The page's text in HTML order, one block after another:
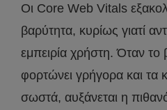
Οι Core Web Vitals
βαρύτητα, κυρίως γιατί
εμπειρία χρήστη. Όταν το
φορτώνει γρήγορα και τα
σωστά, αυξάνεται η